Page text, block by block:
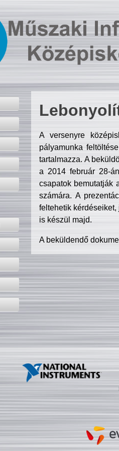
A versenyre
pályamunka
tartalmazza. A
a 2014 február 28-
csapatok bemutatják
számára. A
feltehetik
is készül majd.
A beküldendő